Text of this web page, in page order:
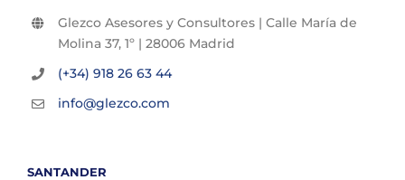
Glezco Asesores y Consultores | Calle María de
Molina 37, 1º | 28006 Madrid
(+34) 918 26 63 44
info@glezco.com
SANTANDER